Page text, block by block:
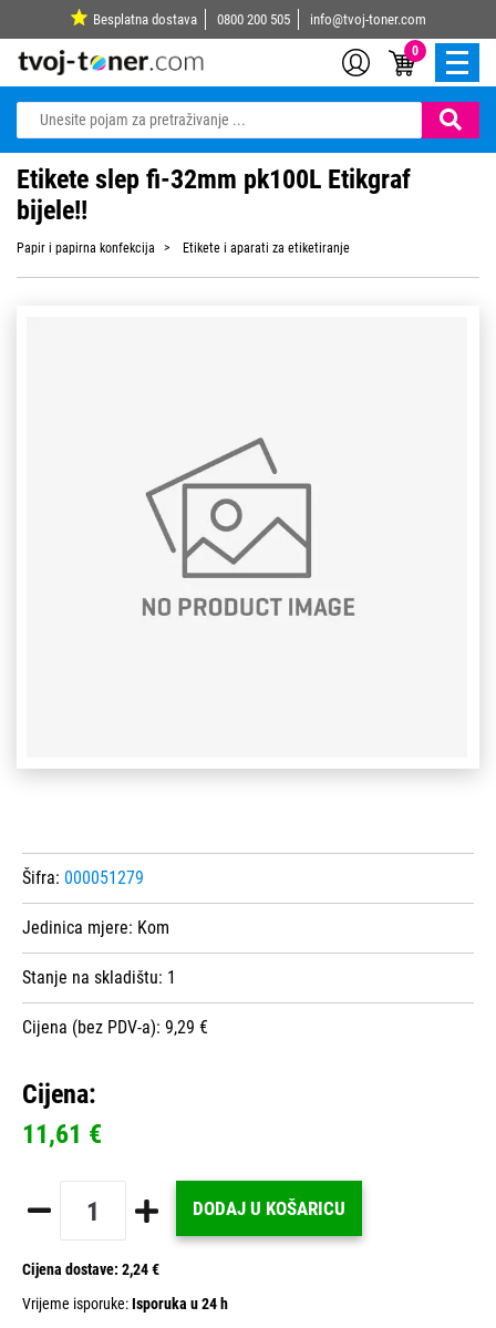
Besplatna dostava 0800 200 505 info@tvoj-toner.com
0
Etikete slep fi-32mm pk100L Etikgraf
bijele!!
Papir i papirna konfekcija Etikete i aparati za etiketiranje
Šifra: 000051279
Jedinica mjere: Kom
Stanje na skladištu: 1
Cijena (bez PDV-a): 9,29 €
Cijena:
11,61 €
DODAJ U KOŠARICU
Cijena dostave: 2,24 €
Vrijeme isporuke:Isporuka u 24 h